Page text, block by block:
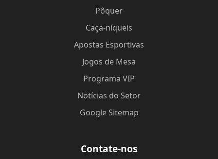
Pôquer
Caça-níqueis
Apostas Esportivas
Jogos de Mesa
Programa VIP
Notícias do Setor
Google Sitemap
Contate-nos